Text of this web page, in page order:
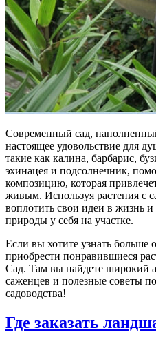
Современный сад,
настоящее удовольствие для
такие как калина, барбарис,
эхинацея и подсолнечник,
композицию, которая
живым. Используя растения с
воплотить свои идеи в жизнь и
природы у себя на участке.
Если вы хотите узнать больше
приобрести понравившиеся
Сад. Там вы найдете широкий
саженцев и полезные советы
садоводства!
Где заказать